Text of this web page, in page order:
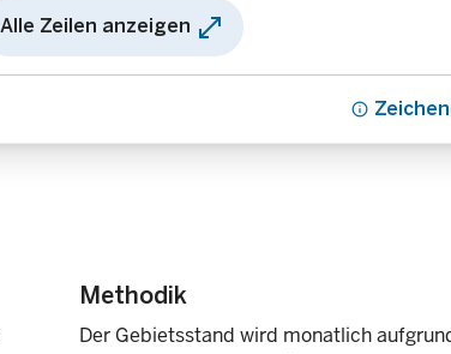
Alle Zeilen anzeigen open_in_full
info
Methodik
Der Gebietsstand wird monatlich